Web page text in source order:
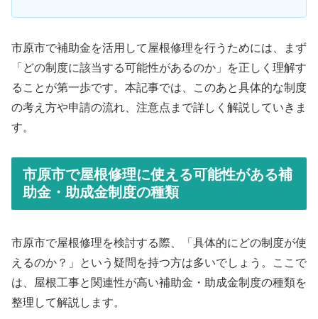
市原市で補助金を活用して屋根修理を行うためには、まず
「どの制度に該当する可能性があるのか」を正しく理解す
ることが第一歩です。本記事では、このあと具体的な制度
の考え方や申請の流れ、注意点まで詳しく解説していきま
す。
市原市で屋根修理に使える可能性がある補
助金・助成金制度の種類
市原市で屋根修理を検討する際、「具体的にどの制度が使
えるのか？」という疑問を持つ方は多いでしょう。ここで
は、屋根工事と関連性が高い補助金・助成金制度の種類を
整理して解説します。